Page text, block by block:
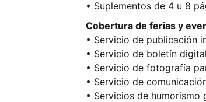
• Suplementos de 4 u 8
Cobertura de ferias y
• Servicio de publicación
• Servicio de boletín
• Servicio de fotografía
• Servicio de
• Servicios de